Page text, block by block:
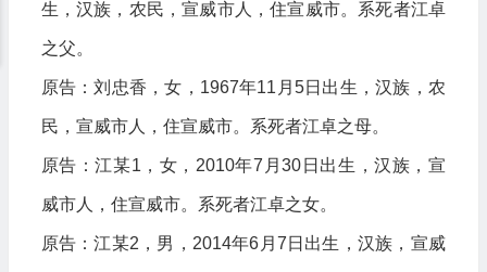
生，汉族，农民，宣威市人，住宣威市。系死者江卓
之父。
原告：刘忠香，女，1967年11月5日出生，汉族，农
民，宣威市人，住宣威市。系死者江卓之母。
原告：江某1，女，2010年7月30日出生，汉族，宣
威市人，住宣威市。系死者江卓之女。
原告：江某2，男，2014年6月7日出生，汉族，宣威